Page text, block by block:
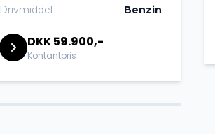
Drivmiddel Benzin
DKK 59.900,-
Kontantpris